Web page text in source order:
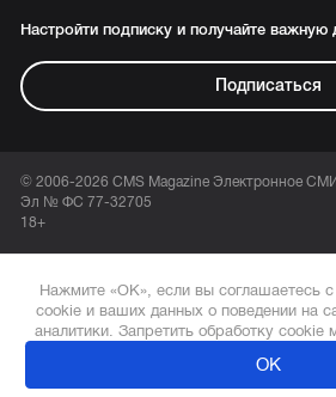
Настройти подписку и получайте
Подписаться
© 2006-2026 CMS Magazine Электронное
Эл № ФС 77-32705
18+
Нажмите «ОК», если вы соглашаетесь с
cookie и ваших данных о поведении на
аналитики. Запретить обработку cookie
ОК